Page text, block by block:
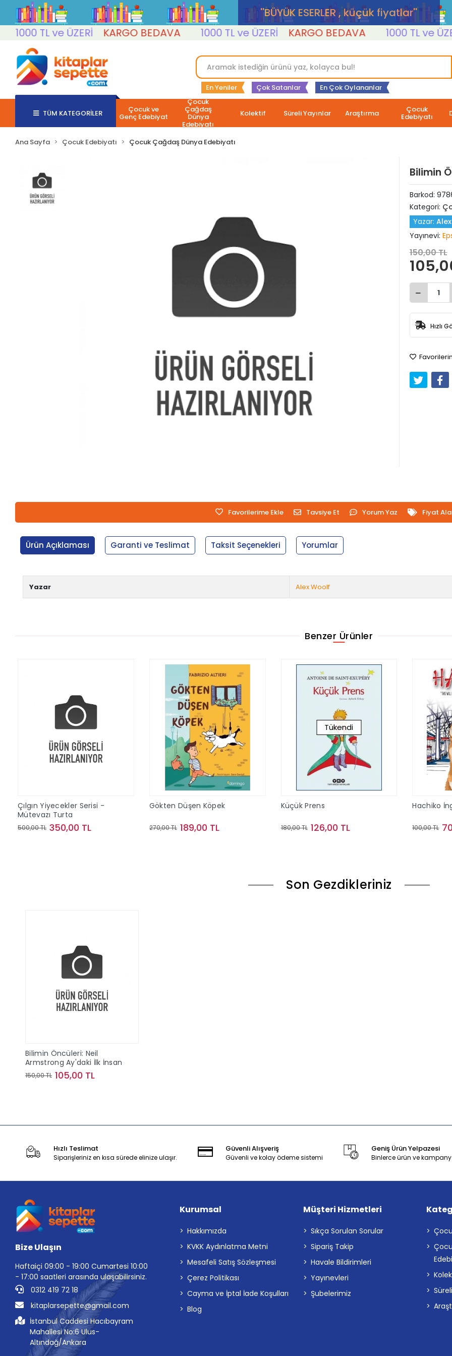
''BÜYÜK ESERLER , küçük fiyatlar''
TL ve ÜZERİ
KARGO BEDAVA 1000 TL ve ÜZERİ KARGO BEDAVA 1000 TL ve ÜZERİ
En Yeniler Çok Satanlar En Çok Oylananlar
TÜM KATEGORİLER Çocuk ve
Genç Edebiyat
Çocuk
Çağdaş
Dünya
Edebiyatı
Kolektif Süreli Yayınlar Araştırma Çocuk
Edebiyatı
Ana Sayfa Çocuk Edebiyatı Çocuk Çağdaş Dünya Edebiyatı
Bilimin
Barkod:
Kategori:
Yazar:
Yayınevi:
150,00 TL
Hızlı
Favorilerime Ekle Tavsiye Et Yorum Yaz Fiyat
Ürün Açıklaması Garanti ve Teslimat Taksit Seçenekleri Yorumlar
Yazar Alex Woolf
Benzer Ürünler
Çılgın Yiyecekler Serisi -
Mütevazı Turta
500,00 TL 350,00 TL
Gökten Düşen Köpek
270,00 TL 189,00 TL
Tükendi
Küçük Prens
180,00 TL 126,00 TL
Hachiko
100,00 TL
Son Gezdikleriniz
Bilimin Öncüleri: Neil
Armstrong Ay'daki İlk İnsan
150,00 TL 105,00 TL
Hızlı Teslimat
Siparişleriniz en kısa sürede elinize ulaşır.
Güvenli Alışveriş
Güvenli ve kolay ödeme sistemi
Geniş Ürün Yelpazesi
Binlerce ürün ve
Bize Ulaşın
Haftaiçi 09:00 - 19:00 Cumartesi 10:00
- 17:00 saatleri arasında ulaşabilirsiniz.
0312 419 72 18
kitaplarsepette@gmail.com
İstanbul Caddesi Hacıbayram
Mahallesi No:6 Ulus-
Altındağ/Ankara
Kurumsal
Hakkımızda
KVKK Aydınlatma Metni
Mesafeli Satış Sözleşmesi
Çerez Politikası
Cayma ve İptal İade Koşulları
Blog
Müşteri Hizmetleri
Sıkça Sorulan Sorular
Sipariş Takip
Havale Bildirimleri
Yayınevleri
Şubelerimiz